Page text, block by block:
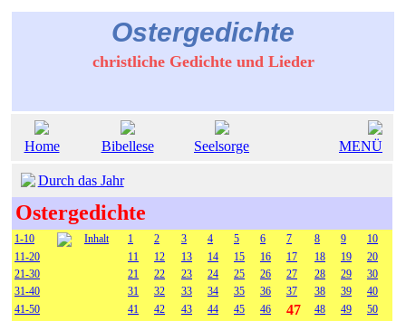
Ostergedichte
christliche Gedichte und Lieder
Home Bibellese Seelsorge MENÜ
Durch das Jahr
Ostergedichte
1-10 Inhalt 1 2 3 4 5 6 7 8 9
10
11-20
11 12 13 14 15 16 17 18 19
20
21-30
21 22 23 24 25 26 27 28 29
30
31-40
31 32 33 34 35 36 37 38 39
40
41-50
41 42 43 44 45 46 47 48 49
50